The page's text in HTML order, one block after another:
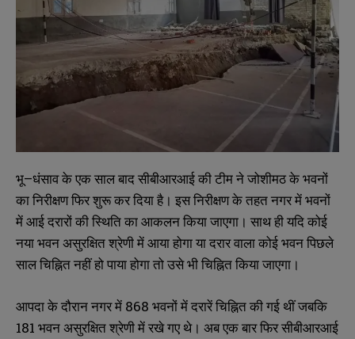
भू–धंसावकेएकसालबादसीबीआरआईकीटीमनेजोशीमठकेभवनों
कानिरीक्षणफिरशुरूकरदियाहै। इसनिरीक्षणकेतहतनगरमेंभवनों
मेंआईदरारोंकीस्थितिकाआकलनकियाजाएगा। साथहीयदिकोई
नयाभवनअसुरक्षितश्रेणीमेंआयाहोगायादरारवालाकोईभवनपिछले
सालचिह्नितनहींहोपायाहोगातोउसेभीचिह्नितकियाजाएगा।
आपदाकेदौराननगरमें 868 भवनोंमेंदरारेंचिह्नितकीगई थींजबकि
181 भवनअसुरक्षितश्रेणीमेंरखेगए थे। अबएकबारफिरसीबीआरआई